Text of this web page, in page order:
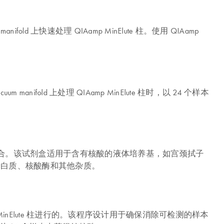
上快速处理 QIAamp MinElute 柱。使用 QIAamp
manifold 上处理 QIAamp MinElute 柱时，以 24 个样本
。该试剂盒适用于含有核酸的液体培养基，如宫颈拭子
质、核酸酶和其他杂质。
柱进行的。该程序设计用于确保消除可检测的样本